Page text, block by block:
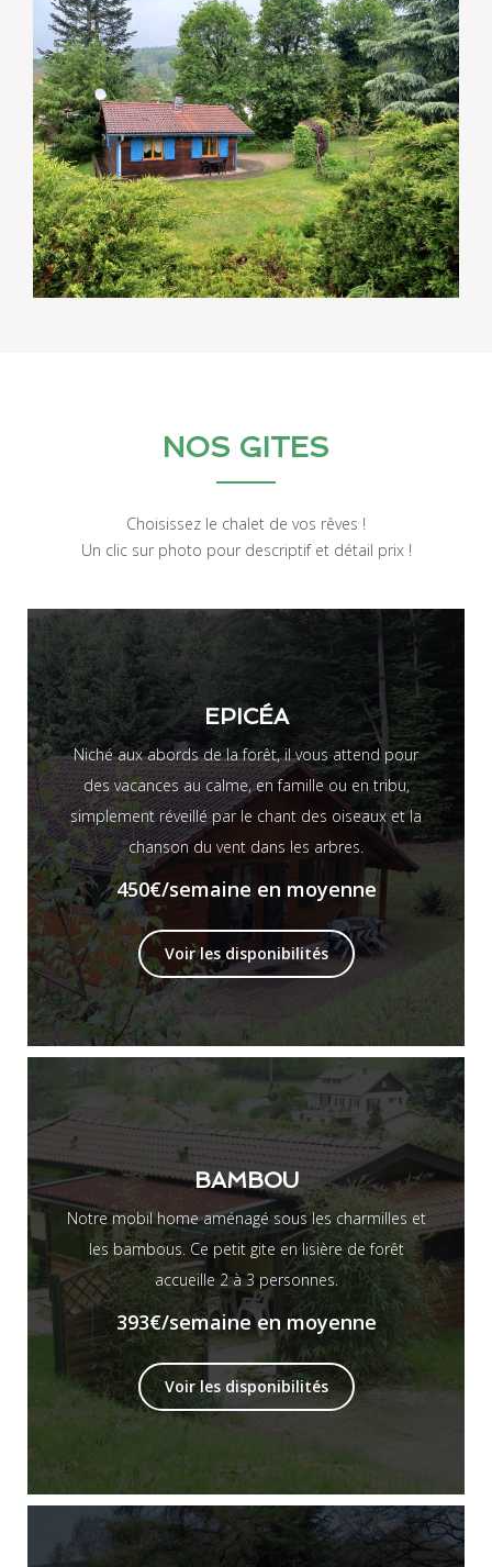
NOS GITES
Choisissez le chalet de vos rêves !
Un clic sur photo pour descriptif et détail prix !
EPICÉA
Niché aux abords de la forêt, il vous attend pour
des vacances au calme, en famille ou en tribu,
simplement réveillé par le chant des oiseaux et la
chanson du vent dans les arbres.
450€/semaine en moyenne
Voir les disponibilités
BAMBOU
Notre mobil home aménagé sous les charmilles et
les bambous. Ce petit gite en lisière de forêt
accueille 2 à 3 personnes.
393€/semaine en moyenne
Voir les disponibilités